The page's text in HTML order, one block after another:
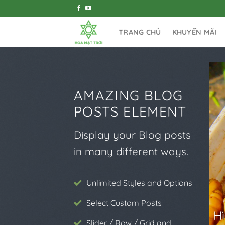
qua
TRANG CHỦ KHUYẾN MÃI
AMAZING BLOG
POSTS ELEMENT
Display your Blog posts
in many different ways.
Unlimited Styles and Options
Select Custom Posts
Slider / Row / Grid and
cho bữa sáng dinh dưỡng